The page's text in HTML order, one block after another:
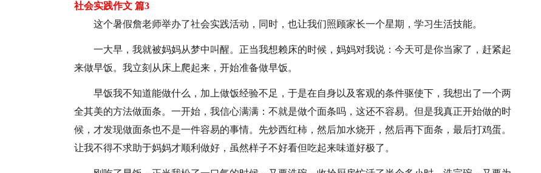
社会实践作文 篇3
这个暑假詹老师举办了社会实践活动，同时，也让我们照顾家长一个星期，学习生活技能。
一大早，我就被妈妈从梦中叫醒。正当我想赖床的时候，妈妈对我说：今天可是你当家了，赶紧起
来做早饭。我立刻从床上爬起来，开始准备做早饭。
早饭我不知道能做什么，加上做饭经验不足，于是在自身以及客观的条件驱使下，我想出了一个两
全其美的方法做面条。一开始，我信心满满：不就是做个面条吗，这还不容易。但是我真正开始做的时
候，才发现做面条也不是一件容易的事情。先炒西红柿，然后加水烧开，然后再下面条，最后打鸡蛋。
让我不得不求助于妈妈才顺利做好，虽然样子不好看但吃起来味道好极了。